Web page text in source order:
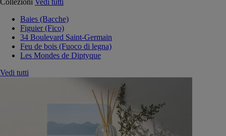
Collezioni Vedi tutti
Baies (Bacche)
Figuier (Fico)
34 Boulevard Saint-Germain
Feu de bois (Fuoco di legna)
Les Mondes de Diptyque
Vedi tutti